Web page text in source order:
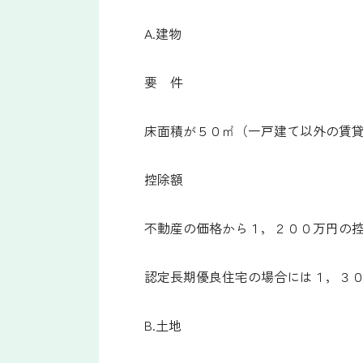
A.建物
要 件
床面積が５０㎡（一戸建て以外の賃
控除額
不動産の価格から１，２００万円の
認定長期優良住宅の場合には１，３
B.土地